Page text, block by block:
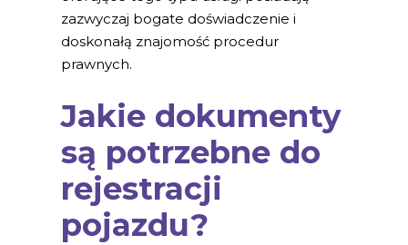
zazwyczaj bogate doświadczenie i
doskonałą znajomość procedur
prawnych.
Jakie dokumenty
są potrzebne do
rejestracji
pojazdu?